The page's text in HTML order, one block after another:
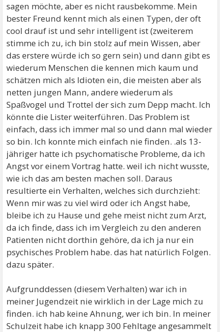
sagen möchte, aber es nicht rausbekomme. Mein
bester Freund kennt mich als einen Typen, der oft
cool drauf ist und sehr intelligent ist (zweiterem
stimme ich zu, ich bin stolz auf mein Wissen, aber
das erstere würde ich so gern sein) und dann gibt es
wiederum Menschen die kennen mich kaum und
schätzen mich als Idioten ein, die meisten aber als
netten jungen Mann, andere wiederum als
Spaßvogel und Trottel der sich zum Depp macht. Ich
könnte die Lister weiterführen. Das Problem ist
einfach, dass ich immer mal so und dann mal wieder
so bin. Ich konnte mich einfach nie finden. .als 13-
jähriger hatte ich psychomatische Probleme, da ich
Angst vor einem Vortrag hatte. weil ich nicht wusste,
wie ich das am besten machen soll. Daraus
resultierte ein Verhalten, welches sich durchzieht:
Wenn mir was zu viel wird oder ich Angst habe,
bleibe ich zu Hause und gehe meist nicht zum Arzt,
da ich finde, dass ich im Vergleich zu den anderen
Patienten nicht dorthin gehöre, da ich ja nur ein
psychisches Problem habe. das hat natürlich Folgen.
dazu später.
Aufgrunddessen (diesem Verhalten) war ich in
meiner Jugendzeit nie wirklich in der Lage mich zu
finden. ich hab keine Ahnung, wer ich bin. In meiner
Schulzeit habe ich knapp 300 Fehltage angesammelt